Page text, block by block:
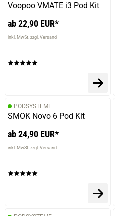
Voopoo VMATE i3 Pod Kit
ab 22,90 EUR*
inkl. MwSt. zzgl. Versand
PODSYSTEME
SMOK Novo 6 Pod Kit
ab 24,90 EUR*
inkl. MwSt. zzgl. Versand